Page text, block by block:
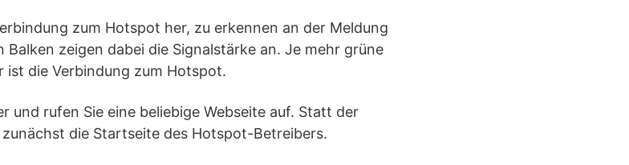
zum Hotspot her, zu erkennen an der Meldung
zeigen dabei die Signalstärke an. Je mehr grüne
ist die Verbindung zum Hotspot.
und rufen Sie eine beliebige Webseite auf. Statt der
die Startseite des Hotspot-Betreibers.